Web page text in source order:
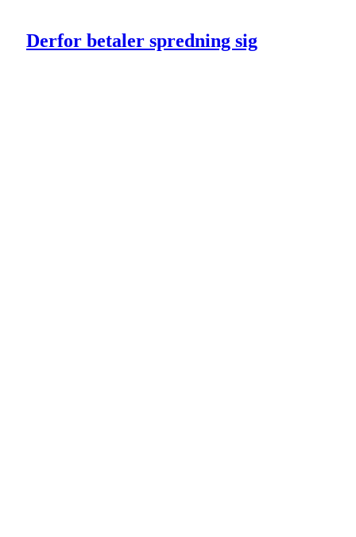
Derfor betaler spredning sig